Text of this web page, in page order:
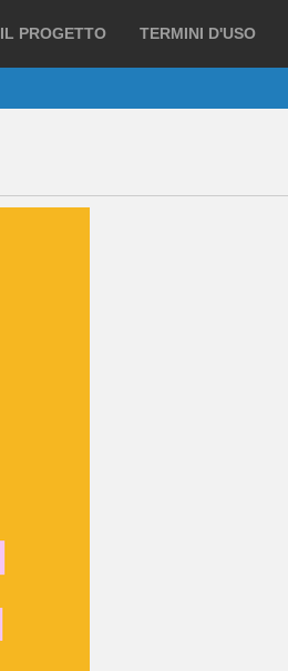
IL PROGETTO TERMINI D'USO